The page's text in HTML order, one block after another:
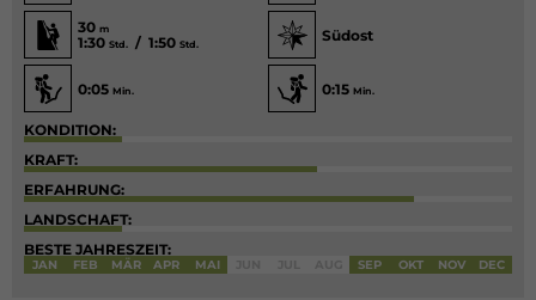
30 m
1:30 Std. / 1:50 Std.
Südost
0:05 Min. 0:15 Min.
KONDITION:
KRAFT:
ERFAHRUNG:
LANDSCHAFT:
BESTE JAHRESZEIT:
JAN FEB MÄR APR MAI SEP OKT NOV DEC